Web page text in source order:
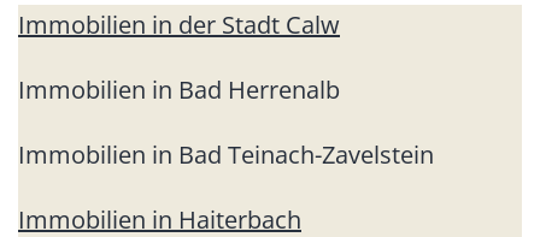
Immobilien in der Stadt Calw
Immobilien in Bad Herrenalb
Immobilien in Bad Teinach-Zavelstein
Immobilien in Haiterbach